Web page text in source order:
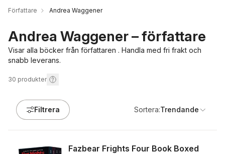
Författare Andrea Waggener
Andrea Waggener – författare
Visar alla böcker från författaren . Handla med fri frakt och
snabb leverans.
30 produkter
Filtrera Sortera:Trendande
Fazbear Frights Four Book Boxed